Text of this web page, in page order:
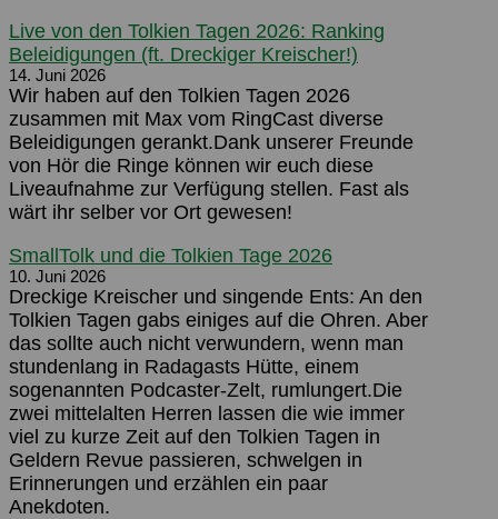
Live von den Tolkien Tagen 2026: Ranking
Beleidigungen (ft. Dreckiger Kreischer!)
14. Juni 2026
Wir haben auf den Tolkien Tagen 2026
zusammen mit Max vom RingCast diverse
Beleidigungen gerankt.Dank unserer Freunde
von Hör die Ringe können wir euch diese
Liveaufnahme zur Verfügung stellen. Fast als
wärt ihr selber vor Ort gewesen!
SmallTolk und die Tolkien Tage 2026
10. Juni 2026
Dreckige Kreischer und singende Ents: An den
Tolkien Tagen gabs einiges auf die Ohren. Aber
das sollte auch nicht verwundern, wenn man
stundenlang in Radagasts Hütte, einem
sogenannten Podcaster-Zelt, rumlungert.Die
zwei mittelalten Herren lassen die wie immer
viel zu kurze Zeit auf den Tolkien Tagen in
Geldern Revue passieren, schwelgen in
Erinnerungen und erzählen ein paar
Anekdoten.